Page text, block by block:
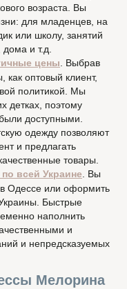
возраста. Вы
для младенцев, на
или школу, занятий
и т.д.
цены . Выбрав
как оптовый клиент,
политикой. Мы
детках, поэтому
доступными.
одежду позволяют
и предлагать
товары.
всей Украине . Вы
Одессе или оформить
Быстрые
наполнить
и
и непредсказуемых
Мелорина